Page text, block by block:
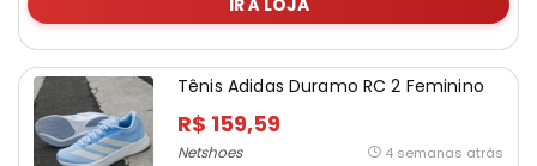
IR À LOJA
Tênis Adidas Duramo RC 2 Feminino
R$ 159,59
Netshoes 4 semanas atrás